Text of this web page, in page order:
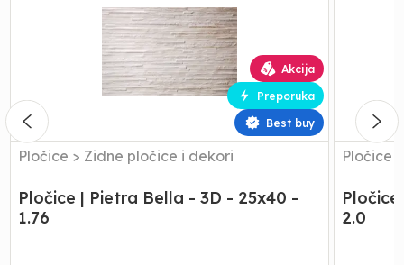
25x40
1.76
Akcija
Preporuka
Best buy
Pločice > Zidne pločice i dekori
Pločice | Pietra Bella - 3D - 25x40 -
1.76
25x40
Pločice
2.0